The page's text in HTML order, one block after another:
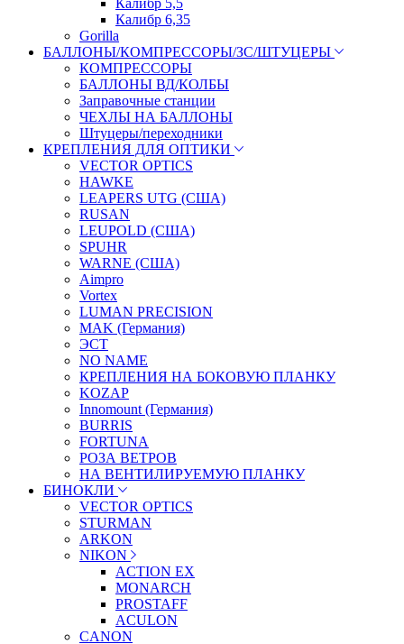
Калибр 5,5
Калибр 6,35
Gorilla
БАЛЛОНЫ/КОМПРЕССОРЫ/ЗС/ШТУЦЕРЫ
КОМПРЕССОРЫ
БАЛЛОНЫ ВД/КОЛБЫ
Заправочные станции
ЧЕХЛЫ НА БАЛЛОНЫ
Штуцеры/переходники
КРЕПЛЕНИЯ ДЛЯ ОПТИКИ
VECTOR OPTICS
HAWKE
LEAPERS UTG (США)
RUSAN
LEUPOLD (США)
SPUHR
WARNE (США)
Aimpro
Vortex
LUMAN PRECISION
MAK (Германия)
ЭСТ
NO NAME
КРЕПЛЕНИЯ НА БОКОВУЮ ПЛАНКУ
KOZAP
Innomount (Германия)
BURRIS
FORTUNA
РОЗА ВЕТРОВ
НА ВЕНТИЛИРУЕМУЮ ПЛАНКУ
БИНОКЛИ
VECTOR OPTICS
STURMAN
ARKON
NIKON
ACTION EX
MONARCH
PROSTAFF
ACULON
CANON